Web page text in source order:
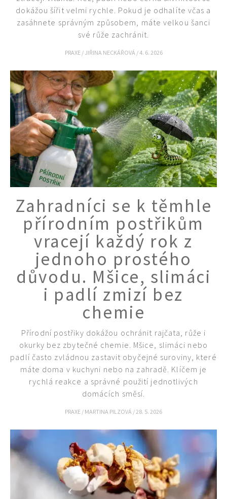
Naše krásná zahrada
65 Kč
Naše krásná zahrada Speciál
dokážou šířit velmi rychle. Pokud je odhalíte včas a
zasáhnete správným způsobem, máte velkou šanci
své růže zachránit.
PRAXE / JIŘINA NECKÁŘOVÁ /4. 6. 2026
Zahradníci se k těmhle
přírodním postřikům
vracejí každý rok z
jednoho prostého
důvodu. Mšice, slimáci
i padlí zmizí bez
chemie
Přírodní postřiky dokážou ochránit rajčata, růže i
okurky bez zbytečné chemie. Mšice, slimáci nebo
padlí často zvládnou zastavit obyčejné suroviny, které
máte doma v kuchyni nebo na zahradě. Klíčem je
rychlá reakce a správné použití jednotlivých
domácích směsí.
PRAXE / MARTINA PILZOVÁ / 28. 5. 2026